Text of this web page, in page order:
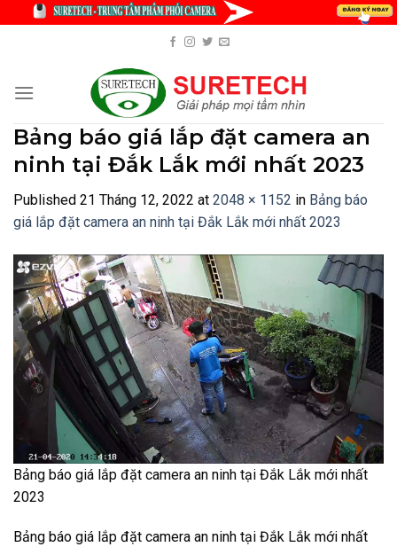
Bảng báo giá lắp đặt camera an
ninh tại Đắk Lắk mới nhất 2023
Published 21 Tháng 12, 2022 at 2048 × 1152 in Bảng báo
giá lắp đặt camera an ninh tại Đắk Lắk mới nhất 2023
Bảng báo giá lắp đặt camera an ninh tại Đắk Lắk mới nhất
2023
Bảng báo giá lắp đặt camera an ninh tại Đắk Lắk mới nhất